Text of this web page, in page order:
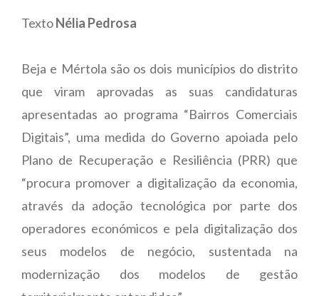
TextoNélia Pedrosa
Beja e Mértola são os dois municípios do distrito
que viram aprovadas as suas candidaturas
apresentadas ao programa “Bairros Comerciais
Digitais”, uma medida do Governo apoiada pelo
Plano de Recuperação e Resiliência (PRR) que
“procura promover a digitalização da economia,
através da adoção tecnológica por parte dos
operadores económicos e pela digitalização dos
seus modelos de negócio, sustentada na
modernização dos modelos de gestão